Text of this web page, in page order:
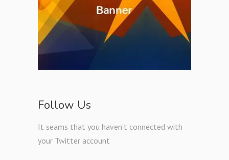
Follow Us
It seams that you haven't connected with
your Twitter account